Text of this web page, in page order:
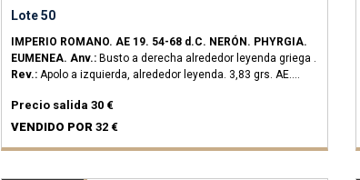
Lote 50
IMPERIO ROMANO. AE 19. 54-68 d.C. NERÓN. PHYRGIA.
EUMENEA. Anv.: Busto a derecha alrededor leyenda griega .
Rev.: Apolo a izquierda, alrededor leyenda. 3,83 grs. AE.
Precio salida 30 €
VENDIDO POR 32 €